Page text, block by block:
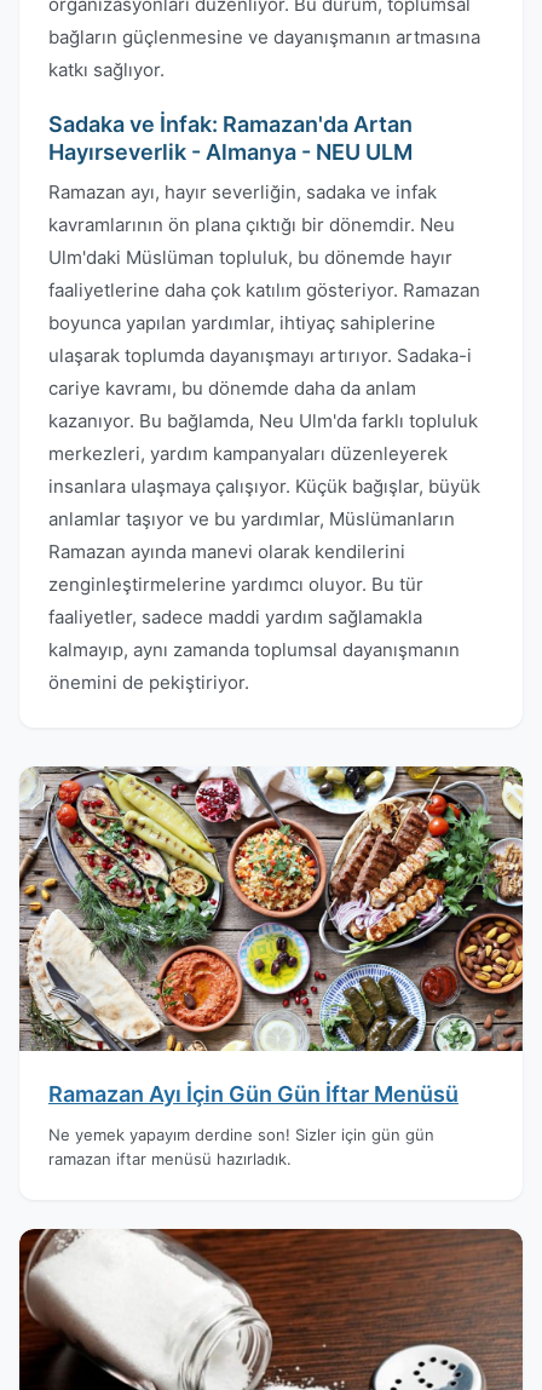
bağların güçlenmesine ve dayanışmanın artmasına
katkı sağlıyor.
Sadaka ve İnfak: Ramazan'da Artan
Hayırseverlik - Almanya - NEU ULM
Ramazan ayı, hayır severliğin, sadaka ve infak
kavramlarının ön plana çıktığı bir dönemdir. Neu
Ulm'daki Müslüman topluluk, bu dönemde hayır
faaliyetlerine daha çok katılım gösteriyor. Ramazan
boyunca yapılan yardımlar, ihtiyaç sahiplerine
ulaşarak toplumda dayanışmayı artırıyor. Sadaka-i
cariye kavramı, bu dönemde daha da anlam
kazanıyor. Bu bağlamda, Neu Ulm'da farklı topluluk
merkezleri, yardım kampanyaları düzenleyerek
insanlara ulaşmaya çalışıyor. Küçük bağışlar, büyük
anlamlar taşıyor ve bu yardımlar, Müslümanların
Ramazan ayında manevi olarak kendilerini
zenginleştirmelerine yardımcı oluyor. Bu tür
faaliyetler, sadece maddi yardım sağlamakla
kalmayıp, aynı zamanda toplumsal dayanışmanın
önemini de pekiştiriyor.
Ramazan Ayı İçin Gün Gün İftar Menüsü
Ne yemek yapayım derdine son! Sizler için gün gün
ramazan iftar menüsü hazırladık.